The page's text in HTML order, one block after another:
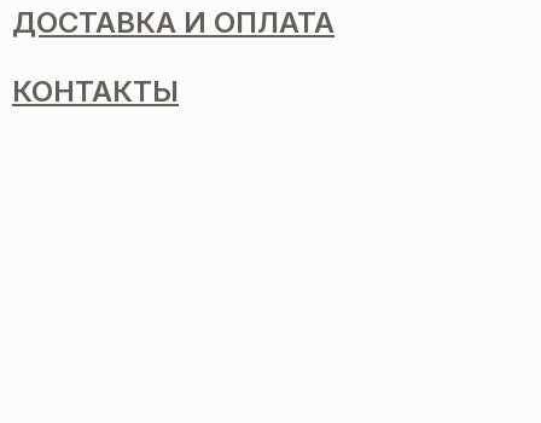
ДОСТАВКА И ОПЛАТА
КОНТАКТЫ